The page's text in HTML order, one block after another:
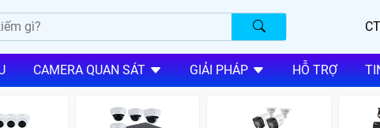
CAMERA QUAN SÁT GIẢI PHÁP HỖ TRỢ